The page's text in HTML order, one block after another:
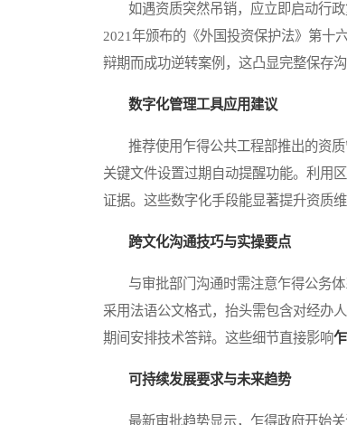
如遇资质突然吊销，应立即启动行政
2021年颁布的《外国投资保护法》第十
辩期而成功逆转案例，这凸显完整保存沟
数字化管理工具应用建议
推荐使用乍得公共工程部推出的资质
关键文件设置过期自动提醒功能。利用
证据。这些数字化手段能显著提升资质维
跨文化沟通技巧与实操要点
与审批部门沟通时需注意乍得公务体
采用法语公文格式，抬头需包含对经办
期间安排技术答辩。这些细节直接影响
可持续发展要求与未来趋势
最新审批趋势显示，乍得政府开始关